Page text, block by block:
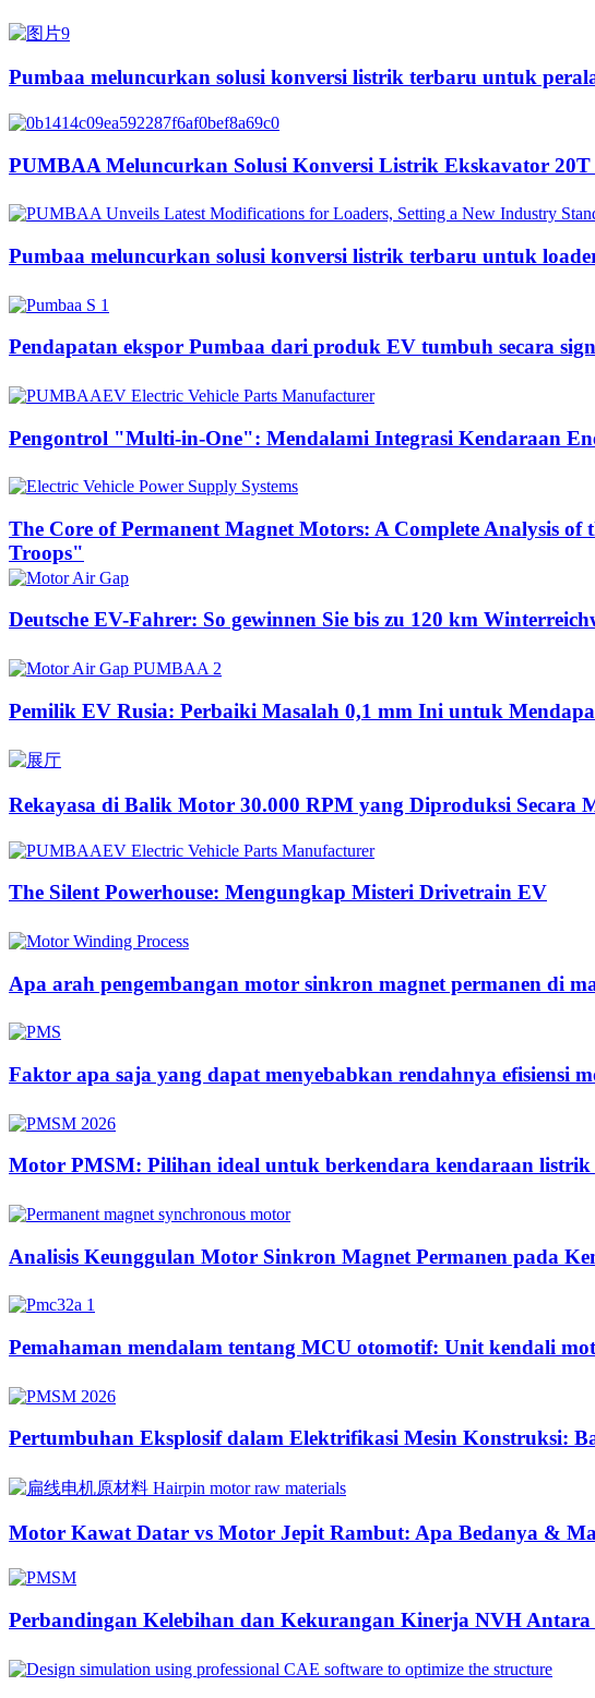
Pumbaa meluncurkan solusi konversi listrik terbaru untuk
PUMBAA Meluncurkan Solusi Konversi Listrik Ekskavator
Pumbaa meluncurkan solusi konversi listrik terbaru untuk
Pendapatan ekspor Pumbaa dari produk EV tumbuh secara
Pengontrol "Multi-in-One": Mendalami Integrasi Kendaraan
The Core of Permanent Magnet Motors: A Complete Analysis
Troops"
Deutsche EV-Fahrer: So gewinnen Sie bis zu 120 km
Pemilik EV Rusia: Perbaiki Masalah 0,1 mm Ini untuk
Rekayasa di Balik Motor 30.000 RPM yang Diproduksi Secara
The Silent Powerhouse: Mengungkap Misteri Drivetrain EV
Apa arah pengembangan motor sinkron magnet permanen di
Faktor apa saja yang dapat menyebabkan rendahnya efisiensi
Motor PMSM: Pilihan ideal untuk berkendara kendaraan listrik
Analisis Keunggulan Motor Sinkron Magnet Permanen pada
Pemahaman mendalam tentang MCU otomotif: Unit kendali
Pertumbuhan Eksplosif dalam Elektrifikasi Mesin Konstruksi:
Motor Kawat Datar vs Motor Jepit Rambut: Apa Bedanya &
Perbandingan Kelebihan dan Kekurangan Kinerja NVH